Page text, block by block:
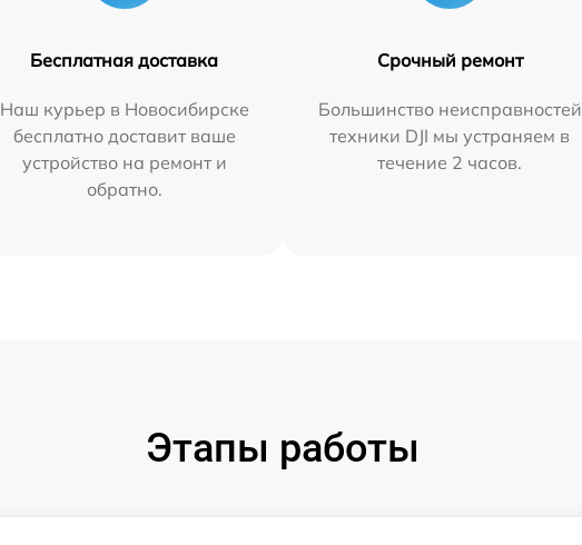
Бесплатная доставка
Наш курьер в Новосибирске
бесплатно доставит ваше
устройство на ремонт и
обратно.
Срочный ремонт
Большинство неисправностей
техники DJI мы устраняем в
течение 2 часов.
Этапы работы